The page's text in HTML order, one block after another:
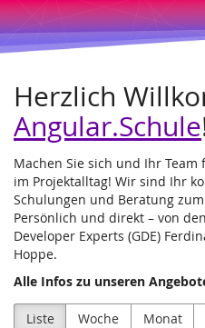
Zum
Haupt-
Inhalt
Leipzig
und
Online
Herzlich
Angular.Schule
Machen Sie sich und Ihr
im Projektalltag! Wir sind Ihr
Schulungen und Beratung
Persönlich und direkt – von
Developer Experts (GDE)
Hoppe.
Alle Infos zu unseren
Liste Woche Monat